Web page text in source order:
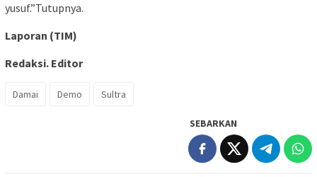
yusuf.”Tutupnya.
Laporan (TIM)
Redaksi. Editor
Damai Demo Sultra
SEBARKAN